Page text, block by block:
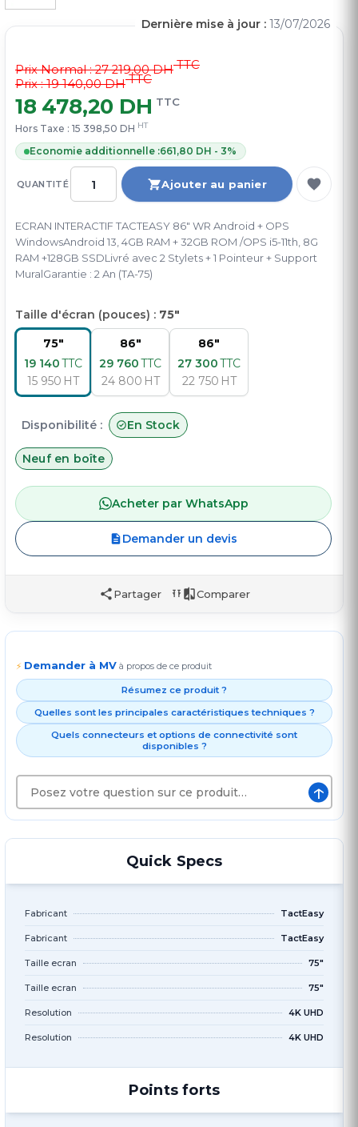
QUANTITÉ Ajouter au panier
Prix Normal :27 219,00 DHTTC
Prix : 19 140,00 DHTTC
18 478,20 DH TTC
Hors Taxe : 15 398,50 DH HT
Economie additionnelle :661,80 DH - 3%
ECRAN INTERACTIF TACTEASY 86" WR Android + OPS
WindowsAndroid 13, 4GB RAM + 32GB ROM /OPS i5-11th, 8G
RAM +128GB SSDLivré avec 2 Stylets + 1 Pointeur + Support
MuralGarantie : 2 An (TA-75)
Taille d'écran (pouces) : 75"
75"
19 140TTC
15 950 HT
86"
29 760TTC
24 800 HT
86"
27 300TTC
22 750 HT
Disponibilité : En Stock
Dernière mise à jour : 13/07/2026
Neuf en boîte
Acheter par WhatsApp
Demander un devis
Partager Comparer
⚡ Demander à MV à propos de ce produit
Résumez ce produit ?
Quelles sont les principales caractéristiques techniques ?
Quels connecteurs et options de connectivité sont
disponibles ?
↑
Quick Specs
Fabricant TactEasy
Fabricant TactEasy
Taille ecran 75"
Taille ecran 75"
Resolution 4K UHD
Resolution 4K UHD
Points forts